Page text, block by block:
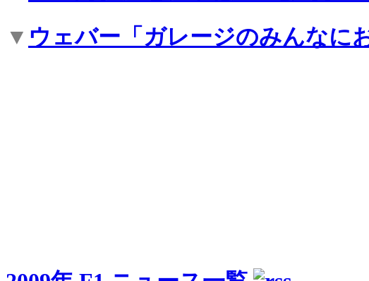
▼ ウェバー「ガレージのみんなに